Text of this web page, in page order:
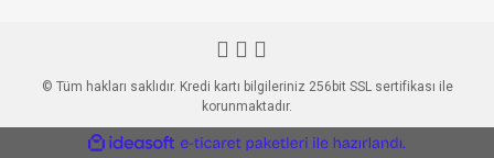
© Tüm hakları saklıdır. Kredi kartı bilgileriniz 256bit SSL sertifikası ile
korunmaktadır.
ideasoft
e-